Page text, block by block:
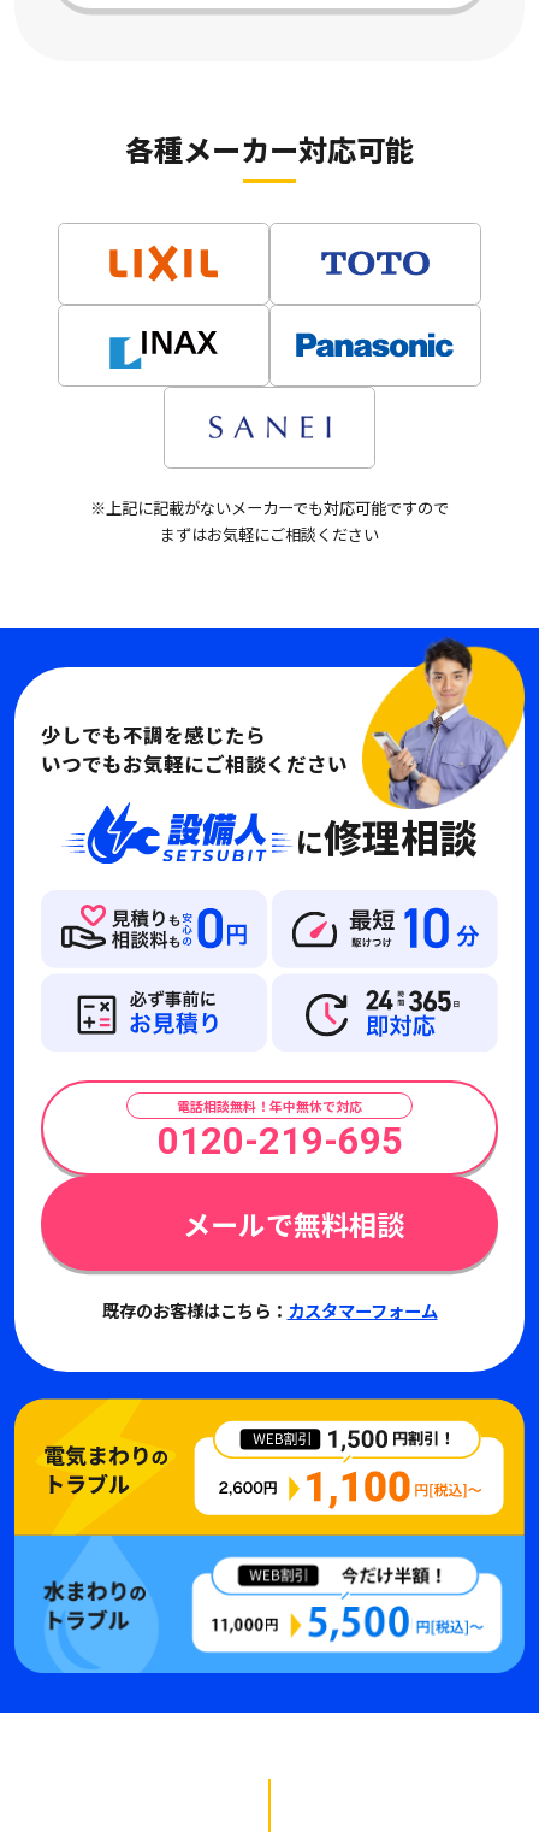
各種メーカー対応可能
※上記に記載がないメーカーでも対応可能ですので
まずはお気軽にご相談ください
少しでも不調を感じたら
いつでもお気軽にご相談ください
に修理相談
電話相談無料！年中無休で対応
0120-219-695
メールで無料相談
既存のお客様はこちら： カスタマーフォーム